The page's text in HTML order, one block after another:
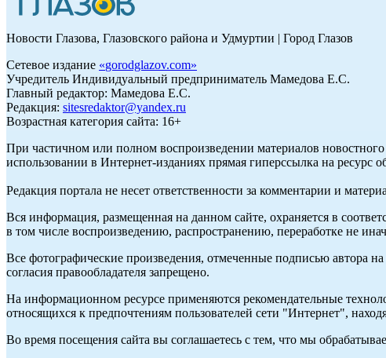
Новости Глазова, Глазовского района и Удмуртии | Город Глазов
Сетевое издание «gorodglazov.com»
Учредитель Индивидуальный предприниматель Мамедова Е.С.
Главный редактор: Мамедова Е.С.
Редакция: sitesredaktor@yandex.ru
Возрастная категория сайта: 16+
При частичном или полном воспроизведении материалов новостного
использовании в Интернет-изданиях прямая гиперссылка на ресурс
Редакция портала не несет ответственности за комментарии и
Вся информация, размещенная на данном сайте, охраняется в
в том числе воспроизведению, распространению, переработке не
Все фотографические произведения, отмеченные подписью автора на
согласия правообладателя запрещено.
На информационном ресурсе применяются рекомендательные
относящихся к предпочтениям пользователей сети "Интернет",
Во время посещения сайта вы соглашаетесь с тем, что мы